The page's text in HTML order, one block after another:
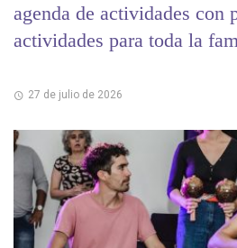
agenda de actividades con
actividades para toda la
27 de julio de 2026